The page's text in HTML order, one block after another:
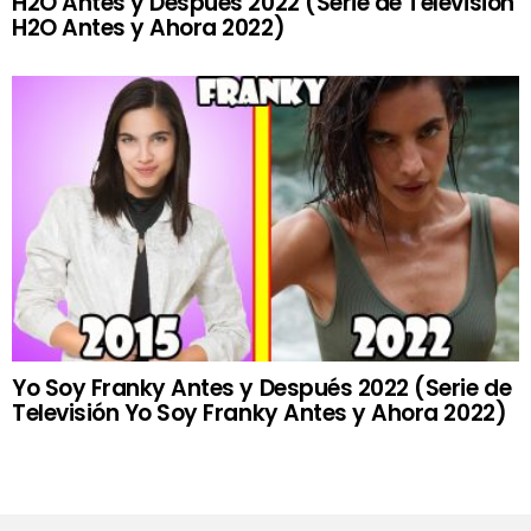
H2O Antes y Ahora 2022)
Yo Soy Franky Antes y Después 2022 (Serie de
Televisión Yo Soy Franky Antes y Ahora 2022)